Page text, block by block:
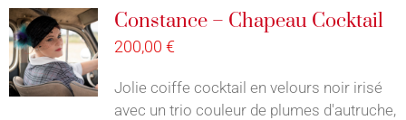
Constance – Chapeau Cocktail
200,00 €
Jolie coiffe cocktail en velours noir irisé
avec un trio couleur de plumes d'autruche,